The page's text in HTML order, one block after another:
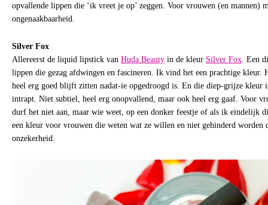
opvallende lippen die ‘ik vreet je op’ zeggen. Voor vrouwen (en mannen)
ongenaakbaarheid.
Silver Fox
Allereerst de liquid lipstick van Huda Beauty in de kleur Silver Fox . Een
lippen die gezag afdwingen en fascineren. Ik vind het een prachtige kleur.
heel erg goed blijft zitten nadat-ie opgedroogd is. En die diep-grijze kleur
intrapt. Niet subtiel, heel erg onopvallend, maar ook heel erg gaaf. Voor
durf het niet aan, maar wie weet, op een donker feestje of als ik eindelijk
een kleur voor vrouwen die weten wat ze willen en niet gehinderd worden
onzekerheid.